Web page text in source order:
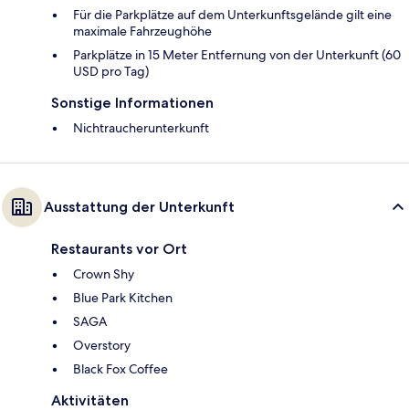
Für die Parkplätze auf dem Unterkunftsgelände gilt eine
maximale Fahrzeughöhe
Parkplätze in 15 Meter Entfernung von der Unterkunft (60
USD pro Tag)
Sonstige Informationen
Nichtraucherunterkunft
Ausstattung der Unterkunft
Restaurants vor Ort
Crown Shy
Blue Park Kitchen
SAGA
Overstory
Black Fox Coffee
Aktivitäten